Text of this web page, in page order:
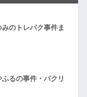
みのトレパク事件ま
ふるの事件・パクリ